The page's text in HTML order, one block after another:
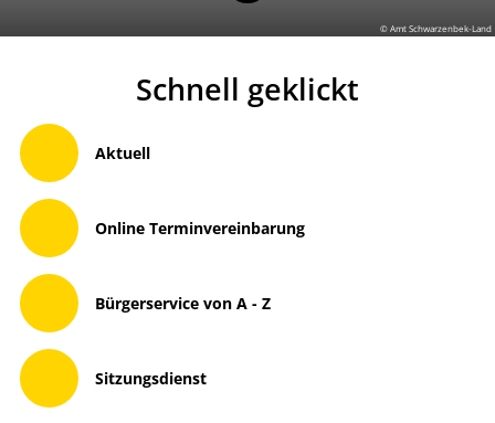
© Amt Schwarzenbek-Land
Schnell geklickt
Aktuell
Online Terminvereinbarung
Bürgerservice von A - Z
Sitzungsdienst